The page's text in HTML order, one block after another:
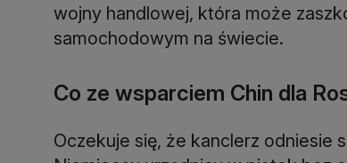
wojny handlowej, która może
samochodowym na świecie.
Co ze wsparciem Chin dla
Oczekuje się, że kanclerz odniesie